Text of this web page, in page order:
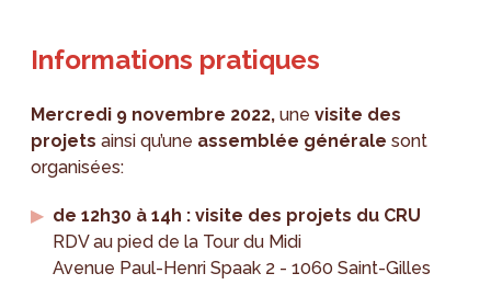
Informations pratiques
Mercredi 9 novembre 2022, unevisite des
projets ainsi qu’une assemblée générale sont
organisées:
de 12h30 à 14h : visite des projets du CRU
RDV au pied de la Tour du Midi
Avenue Paul-Henri Spaak 2 - 1060 Saint-Gilles